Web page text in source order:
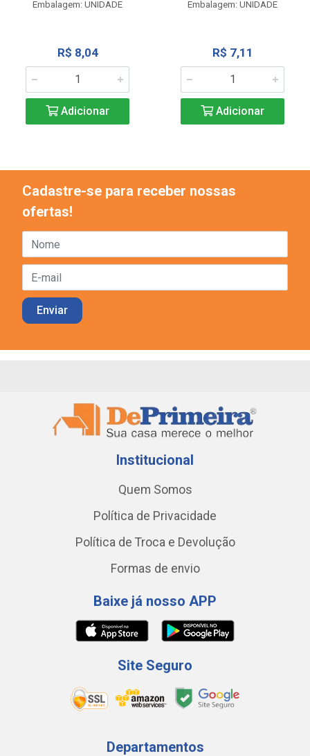
Embalagem: UNIDADE
R$ 8,04
Adicionar
Embalagem: UNIDADE
R$ 7,11
Adicionar
Cadastre-se para receber nossas
ofertas!
Institucional
Quem Somos
Política de Privacidade
Política de Troca e Devolução
Formas de envio
Baixe já nosso APP
Site Seguro
Departamentos